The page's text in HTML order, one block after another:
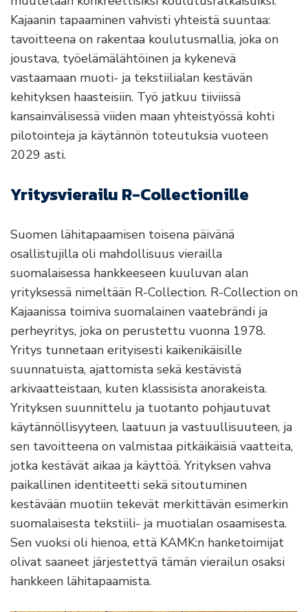
Kajaanin tapaaminen vahvisti yhteistä suuntaa:
tavoitteena on rakentaa koulutusmallia, joka on
joustava, työelämälähtöinen ja kykenevä
vastaamaan muoti- ja tekstiilialan kestävän
kehityksen haasteisiin. Työ jatkuu tiiviissä
kansainvälisessä viiden maan yhteistyössä kohti
pilotointeja ja käytännön toteutuksia vuoteen
2029 asti.
Yritysvierailu R-Collectionille
Suomen lähitapaamisen toisena päivänä
osallistujilla oli mahdollisuus vierailla
suomalaisessa hankkeeseen kuuluvan alan
yrityksessä nimeltään R-Collection. R-Collection on
Kajaanissa toimiva suomalainen vaatebrändi ja
perheyritys, joka on perustettu vuonna 1978.
Yritys tunnetaan erityisesti kaikenikäisille
suunnatuista, ajattomista sekä kestävistä
arkivaatteistaan, kuten klassisista anorakeista.
Yrityksen suunnittelu ja tuotanto pohjautuvat
käytännöllisyyteen, laatuun ja vastuullisuuteen, ja
sen tavoitteena on valmistaa pitkäikäisiä vaatteita,
jotka kestävät aikaa ja käyttöä. Yrityksen vahva
paikallinen identiteetti sekä sitoutuminen
kestävään muotiin tekevät merkittävän esimerkin
suomalaisesta tekstiili- ja muotialan osaamisesta.
Sen vuoksi oli hienoa, että KAMK:n hanketoimijat
olivat saaneet järjestettyä tämän vierailun osaksi
hankkeen lähitapaamista.